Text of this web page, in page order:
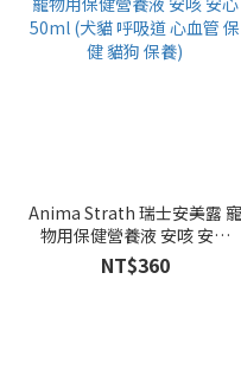
Anima Strath 瑞士安美露 寵
物用保健營養液 安咳 安心
50ml (犬貓 呼吸道 心血管 保
健 貓狗 保養)
NT$360